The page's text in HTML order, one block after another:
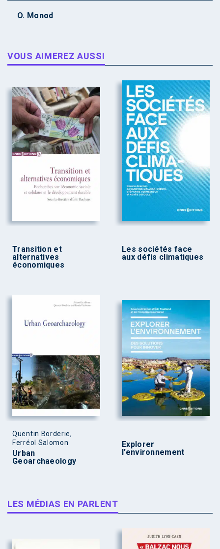
O. Monod
VOUS AIMEREZ AUSSI
Transition et
alternatives
économiques
Les sociétés face
aux défis climatiques
Quentin Borderie,
Ferréol Salomon
Urban
Geoarchaeology
Explorer
l’environnement
LES MÉDIAS EN PARLENT